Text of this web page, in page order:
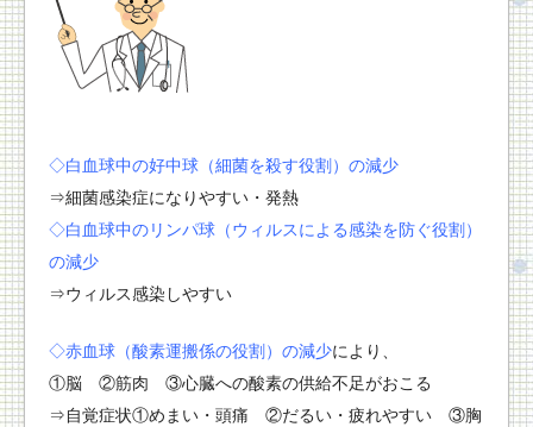
◇白血球中の好中球（細菌を殺す役割）の減少
⇒細菌感染症になりやすい・発熱
◇白血球中のリンパ球（ウィルスによる感染を防ぐ役割）
の減少
⇒ウィルス感染しやすい
◇赤血球（酸素運搬係の役割）の減少により、
①脳 ②筋肉 ③心臓への酸素の供給不足がおこる
⇒自覚症状①めまい・頭痛 ②だるい・疲れやすい ③胸